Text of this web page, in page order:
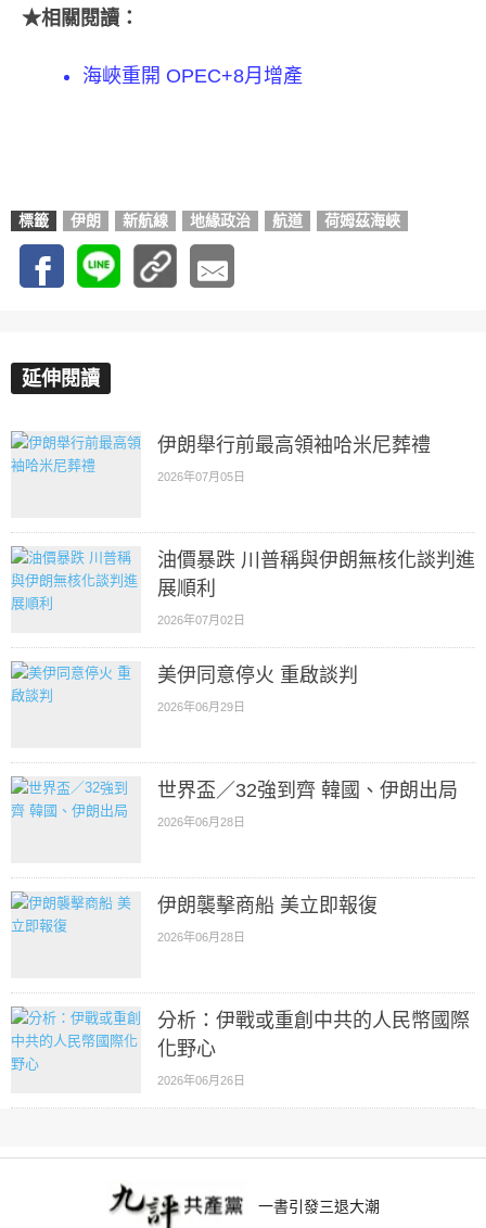
★相關閱讀：
海峽重開 OPEC+8月增產
標籤 伊朗 新航線 地緣政治 航道 荷姆茲海峽
延伸閱讀
伊朗舉行前最高領袖哈米尼葬禮
2026年07月05日
油價暴跌 川普稱與伊朗無核化談判進
展順利
2026年07月02日
美伊同意停火 重啟談判
2026年06月29日
世界盃／32強到齊 韓國、伊朗出局
2026年06月28日
伊朗襲擊商船 美立即報復
2026年06月28日
分析：伊戰或重創中共的人民幣國際
化野心
2026年06月26日
一書引發三退大潮